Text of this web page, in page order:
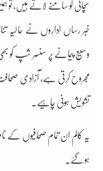
سچائی کو سامنے لاتے ہیں، تو
خبر رساں اداروں نے حالیہ
وسیع پیمانے پر سنسر شپ کو
مجروح کرتی ہے، آزادی
تشویش ہونی چاہیے۔
یہ کالم ان تمام صحافیوں کے
ہو گئے۔